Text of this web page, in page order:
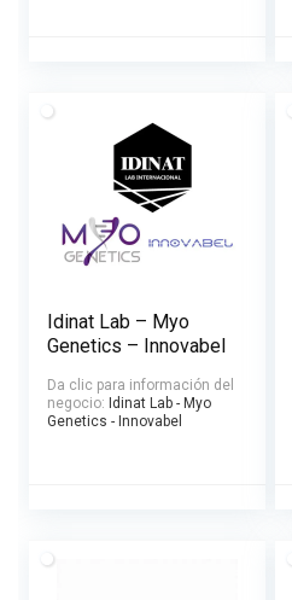
Idinat Lab – Myo
Genetics – Innovabel
Da clic para información del
negocio: Idinat Lab - Myo
Genetics - Innovabel